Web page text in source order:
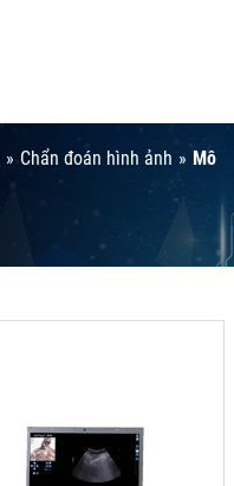
» Chẩn đoán hình ảnh » Mô